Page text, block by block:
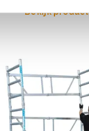
Bekijk product